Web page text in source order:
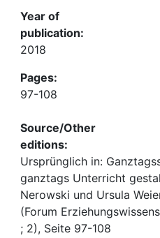
Year of
publication:
2018
Pages:
97-108
Source/Other
editions:
Ursprünglich in:
ganztags Unterricht
Nerowski und Ursula
(Forum
; 2), Seite 97-108